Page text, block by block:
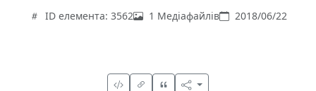
ID елемента: 3562 1 Медіафайлів 2018/06/22